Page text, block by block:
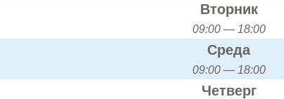
Вторник
09:00 — 18:00
Среда
09:00 — 18:00
Четверг